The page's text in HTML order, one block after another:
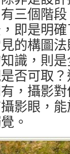
三個階
即是明
的構圖
識，則
否可取
，攝影
影眼，
。